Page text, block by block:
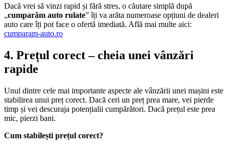
Dacă vrei să vinzi rapid și fără stres, o căutare simplă după
„cumparăm auto rulate” îți va arăta numeroase opțiuni de dealeri
auto care îți pot face o ofertă imediată. Află mai multe aici:
cumparam-auto.ro
4. Prețul corect – cheia unei vânzări
rapide
Unul dintre cele mai importante aspecte ale vânzării unei mașini este
stabilirea unui preț corect. Dacă ceri un preț prea mare, vei pierde
timp și vei descuraja potențialii cumpărători. Dacă prețul este prea
mic, pierzi bani.
Cum stabilești prețul corect?